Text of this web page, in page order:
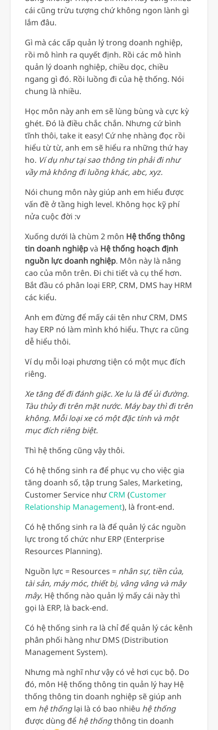
cái cũng trừu tượng chứ không ngon lành gì
lắm đâu.
Gì mà các cấp quản lý trong doanh nghiệp,
rồi mô hình ra quyết định. Rồi các mô hình
quản lý doanh nghiệp, chiều dọc, chiều
ngang gì đó. Rồi luồng đi của hệ thống. Nói
chung là nhiều.
Học môn này anh em sẽ lùng bùng và cực kỳ
ghét. Đó là điều chắc chắn. Nhưng cứ bình
tĩnh thôi, take it easy! Cứ nhẹ nhàng đọc rồi
hiểu từ từ, anh em sẽ hiểu ra những thứ hay
ho. Ví dụ như tại sao thông tin phải đi như
vầy mà không đi luồng khác, abc, xyz.
Nói chung môn này giúp anh em hiểu được
vấn đề ở tầng high level. Không học kỹ phí
nửa cuộc đời :v
Xuống dưới là chùm 2 môn Hệ thống thông
tin doanh nghiệpvà Hệ thống hoạch định
nguồn lực doanh nghiệp. Môn này là nâng
cao của môn trên. Đi chi tiết và cụ thể hơn.
Bắt đầu có phân loại ERP, CRM, DMS hay HRM
các kiểu.
Anh em đừng để mấy cái tên như CRM, DMS
hay ERP nó làm mình khó hiểu. Thực ra cũng
dễ hiểu thôi.
Ví dụ mỗi loại phương tiện có một mục đích
riêng.
Xe tăng để đi đánh giặc. Xe lu là để ủi đường.
Tàu thủy đi trên mặt nước. Máy bay thì đi trên
không. Mỗi loại xe có một đặc tính và một
mục đích riêng biệt.
Thì hệ thống cũng vậy thôi.
Có hệ thống sinh ra để phục vụ cho việc gia
tăng doanh số, tập trung Sales, Marketing,
Customer Service nhưCRM (Customer
Relationship Management), là front-end.
Có hệ thống sinh ra là để quản lý các nguồn
lực trong tổ chức như ERP (Enterprise
Resources Planning).
Nguồn lực = Resources =nhân sự, tiền của,
tài sản, máy móc, thiết bị, vâng vâng và mây
mây. Hệ thống nào quản lý mấy cái này thì
gọi là ERP, là back-end.
Có hệ thống sinh ra là chỉ để quản lý các kênh
phân phối hàng như DMS (Distribution
Management System).
Nhưng mà nghĩ như vậy có vẻ hơi cục bộ. Do
đó, môn Hệ thống thông tin quản lý hay Hệ
thống thông tin doanh nghiệp sẽ giúp anh
em hệ thốnglại là có bao nhiêu hệ thống
được dùng để hệ thốngthông tin doanh